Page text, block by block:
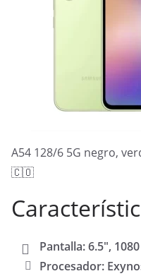
A54 128/6 5G negro,
🇨🇴
Pantalla: 6.5″,
Procesador: